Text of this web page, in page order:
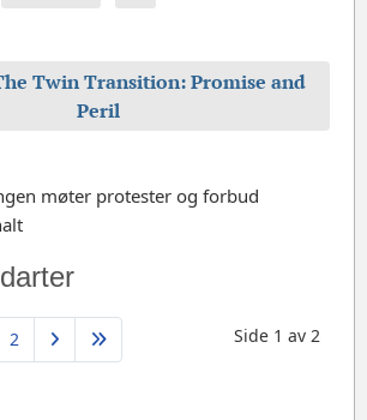
Twin Transition: Promise and
Peril
møter protester og forbud
Side 1 av 2
2